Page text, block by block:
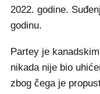
2022. godine.
godinu.
Partey je
nikada nije bio
zbog čega je